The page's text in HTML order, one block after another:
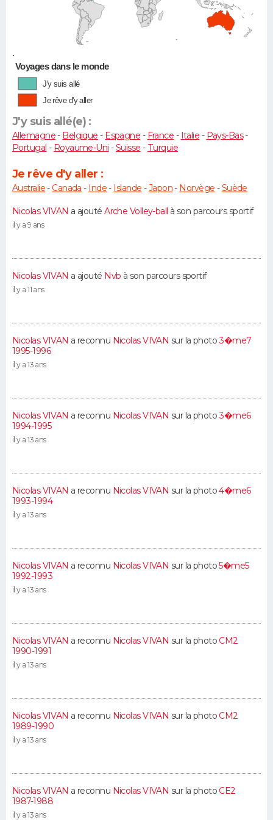
•
Voyages dans le monde
J'y suis allé
Je rêve d'y aller
J'y suis allé(e) :
Allemagne- Belgique - Espagne - France - Italie - Pays-Bas-
Portugal - Royaume-Uni -Suisse - Turquie
Je rêve d'y aller :
Australie- Canada - Inde- Islande -Japon- Norvège -Suède
Nicolas VIVAN a ajoutéArche Volley-ball à son parcours sportif
il y a 9 ans
Nicolas VIVAN a ajouté Nvb à son parcours sportif
il y a 11 ans
Nicolas VIVAN a reconnu Nicolas VIVAN sur la photo3�me7
1995-1996
il y a 13 ans
Nicolas VIVAN a reconnu Nicolas VIVAN sur la photo3�me6
1994-1995
il y a 13 ans
Nicolas VIVAN a reconnu Nicolas VIVAN sur la photo4�me6
1993-1994
il y a 13 ans
Nicolas VIVAN a reconnu Nicolas VIVAN sur la photo5�me5
1992-1993
il y a 13 ans
Nicolas VIVAN a reconnu Nicolas VIVAN sur la photo CM2
1990-1991
il y a 13 ans
Nicolas VIVAN a reconnu Nicolas VIVAN sur la photo CM2
1989-1990
il y a 13 ans
Nicolas VIVAN a reconnu Nicolas VIVAN sur la photo CE2
1987-1988
il y a 13 ans